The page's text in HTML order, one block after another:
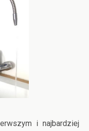
i najbardziej